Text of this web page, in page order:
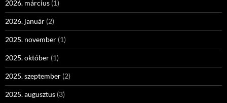
2026. március (1)
2026. január (2)
2025. november (1)
2025. október (1)
2025. szeptember (2)
2025. augusztus (3)